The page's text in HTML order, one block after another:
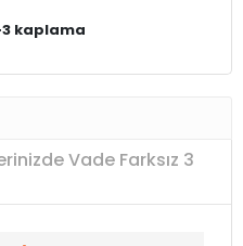
kaplama
Vade Farksız 3